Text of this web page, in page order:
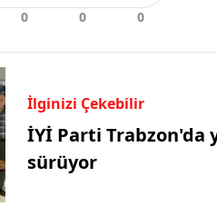
İlginizi Çekebilir
İYİ Parti Trabzon'da
sürüyor